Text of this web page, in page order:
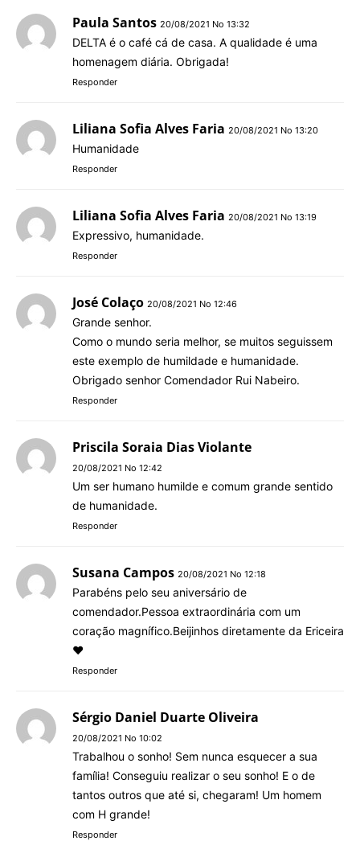
Paula Santos 20/08/2021 No 13:32
DELTA é o café cá de casa. A qualidade é uma
homenagem diária. Obrigada!
Responder
Liliana Sofia Alves Faria 20/08/2021 No 13:20
Humanidade
Responder
Liliana Sofia Alves Faria 20/08/2021 No 13:19
Expressivo, humanidade.
Responder
José Colaço 20/08/2021 No 12:46
Grande senhor.
Como o mundo seria melhor, se muitos seguissem
este exemplo de humildade e humanidade.
Obrigado senhor Comendador Rui Nabeiro.
Responder
Priscila Soraia Dias Violante
20/08/2021 No 12:42
Um ser humano humilde e comum grande sentido
de humanidade.
Responder
Susana Campos 20/08/2021 No 12:18
Parabéns pelo seu aniversário de
comendador.Pessoa extraordinária com um
coração magnífico.Beijinhos diretamente da Ericeira
❤️
Responder
Sérgio Daniel Duarte Oliveira
20/08/2021 No 10:02
Trabalhou o sonho! Sem nunca esquecer a sua
família! Conseguiu realizar o seu sonho! E o de
tantos outros que até si, chegaram! Um homem
com H grande!
Responder